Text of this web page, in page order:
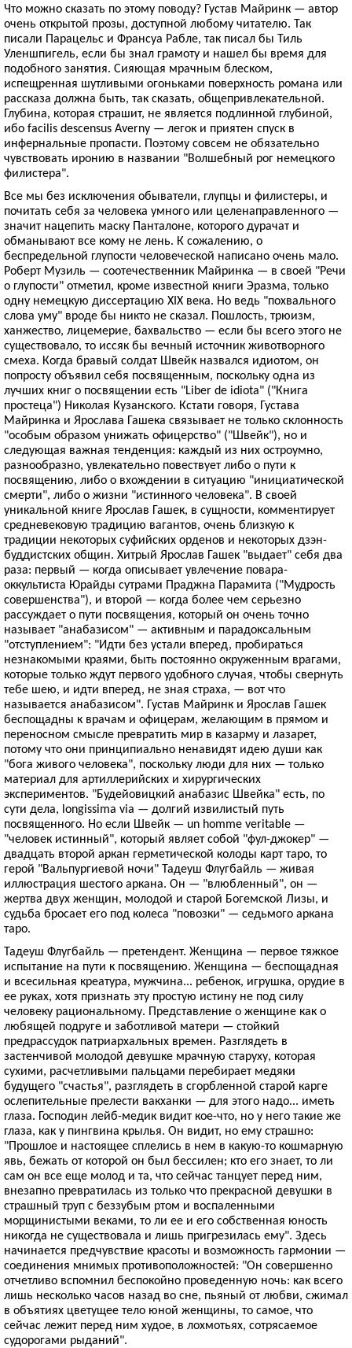
Что можно сказать по этому поводу? Густав Майринк — автор
очень открытой прозы, доступной любому читателю. Так
писали Парацельс и Франсуа Рабле, так писал бы Тиль
Уленшпигель, если бы знал грамоту и нашел бы время для
подобного занятия. Сияющая мрачным блеском,
испещренная шутливыми огоньками поверхность романа или
рассказа должна быть, так сказать, общепривлекательной.
Глубина, которая страшит, не является подлинной глубиной,
ибо facilis descensus Averny — легок и приятен спуск в
инфернальные пропасти. Поэтому совсем не обязательно
чувствовать иронию в названии "Волшебный рог немецкого
филистера".
Все мы без исключения обыватели, глупцы и филистеры, и
почитать себя за человека умного или целенаправленного —
значит нацепить маску Панталоне, которого дурачат и
обманывают все кому не лень. К сожалению, о
беспредельной глупости человеческой написано очень мало.
Роберт Музиль — соотечественник Майринка — в своей "Речи
о глупости" отметил, кроме известной книги Эразма, только
одну немецкую диссертацию XIX века. Но ведь "похвального
слова уму" вроде бы никто не сказал. Пошлость, трюизм,
ханжество, лицемерие, бахвальство — если бы всего этого не
существовало, то иссяк бы вечный источник животворного
смеха. Когда бравый солдат Швейк назвался идиотом, он
попросту объявил себя посвященным, поскольку одна из
лучших книг о посвящении есть "Liber de idiota" ("Книга
простеца") Николая Кузанского. Кстати говоря, Густава
Майринка и Ярослава Гашека связывает не только склонность
"особым образом унижать офицерство" ("Швейк"), но и
следующая важная тенденция: каждый из них остроумно,
разнообразно, увлекательно повествует либо о пути к
посвящению, либо о вхождении в ситуацию "инициатической
смерти", либо о жизни "истинного человека". В своей
уникальной книге Ярослав Гашек, в сущности, комментирует
средневековую традицию вагантов, очень близкую к
традиции некоторых суфийских орденов и некоторых дзэн-
буддистских общин. Хитрый Ярослав Гашек "выдает" себя два
раза: первый — когда описывает увлечение повара-
оккультиста Юрайды сутрами Праджна Парамита ("Мудрость
совершенства"), и второй — когда более чем серьезно
рассуждает о пути посвящения, который он очень точно
называет "анабазисом" — активным и парадоксальным
"отступлением": "Идти без устали вперед, пробираться
незнакомыми краями, быть постоянно окруженным врагами,
которые только ждут первого удобного случая, чтобы свернуть
тебе шею, и идти вперед, не зная страха, — вот что
называется анабазисом". Густав Майринк и Ярослав Гашек
беспощадны к врачам и офицерам, желающим в прямом и
переносном смысле превратить мир в казарму и лазарет,
потому что они принципиально ненавидят идею души как
"бога живого человека", поскольку люди для них — только
материал для артиллерийских и хирургических
экспериментов. "Будейовицкий анабазис Швейка" есть, по
сути дела, longissima via — долгий извилистый путь
посвященного. Но если Швейк — un homme veritable —
"человек истинный", который являет собой "фул-джокер" —
двадцать второй аркан герметической колоды карт таро, то
герой "Вальпургиевой ночи" Тадеуш Флугбайль — живая
иллюстрация шестого аркана. Он — "влюбленный", он —
жертва двух женщин, молодой и старой Богемской Лизы, и
судьба бросает его под колеса "повозки" — седьмого аркана
таро.
Тадеуш Флугбайль — претендент. Женщина — первое тяжкое
испытание на пути к посвящению. Женщина — беспощадная
и всесильная креатура, мужчина... ребенок, игрушка, орудие в
ее руках, хотя признать эту простую истину не под силу
человеку рациональному. Представление о женщине как о
любящей подруге и заботливой матери — стойкий
предрассудок патриархальных времен. Разглядеть в
застенчивой молодой девушке мрачную старуху, которая
сухими, расчетливыми пальцами перебирает медяки
будущего "счастья", разглядеть в сгорбленной старой карге
ослепительные прелести вакханки — для этого надо... иметь
глаза. Господин лейб-медик видит кое-что, но у него такие же
глаза, как у пингвина крылья. Он видит, но ему страшно:
"Прошлое и настоящее сплелись в нем в какую-то кошмарную
явь, бежать от которой он был бессилен; кто его знает, то ли
сам он все еще молод и та, что сейчас танцует перед ним,
внезапно превратилась из только что прекрасной девушки в
страшный труп с беззубым ртом и воспаленными
морщинистыми веками, то ли ее и его собственная юность
никогда не существовала и лишь пригрезилась ему". Здесь
начинается предчувствие красоты и возможность гармонии —
соединения мнимых противоположностей: "Он совершенно
отчетливо вспомнил беспокойно проведенную ночь: как всего
лишь несколько часов назад во сне, пьяный от любви, сжимал
в объятиях цветущее тело юной женщины, то самое, что
сейчас лежит перед ним худое, в лохмотьях, сотрясаемое
судорогами рыданий".